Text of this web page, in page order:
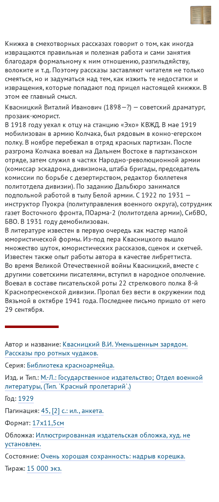
Книжка в смехотворных рассказах говорит о том, как иногда
извращаются правильная и полезная работа и сами занятия
благодаря формальному к ним отношению, разгильдяйству,
волоките и т.д. Поэтому рассказы заставляют читателя не только
смеяться, но и задуматься над тем, как изжить те недостатки и
извращения, которые попадают под прицел настоящей книжки. В
этом ее главный смысл.
Квасницкий Виталий Иванович (1898—?) — советский драматург,
прозаик-юморист.
В 1918 году уехал к отцу на станцию «Эхо» КВЖД. В мае 1919
мобилизован в армию Колчака, был рядовым в конно-егерском
полку. В ноябре перебежал в отряд красных партизан. После
разгрома Колчака воевал на Дальнем Востоке в партизанском
отряде, затем служил в частях Народно-революционной армии
(комиссар эскадрона, дивизиона, штаба бригады, председатель
комиссии по борьбе с дезертирством, редактор бюллетеня
политотдела дивизии). По заданию Дальбюро занимался
подпольной работой в тылу Белой армии. С 1922 по 1931 —
инструктор Пуокра (политуправления военного округа), сотрудник
газет Восточного фронта, ПОарма-2 (политотдела армии), СибВО,
БВО. В 1931 году демобилизован.
В литературе известен в первую очередь как мастер малой
юмористической формы. Из-под пера Квасницкого вышло
множество шуток, юмористических рассказов, сценок и скетчей.
Известен также опыт работы автора в качестве либреттиста.
Во время Великой Отечественной войны Квасницкий, вместе с
другими советскими писателями, вступил в народное ополчение.
Воевал в составе писательской роты 22 стрелкового полка 8-й
Краснопресненской дивизии. Пропал без вести в окружении под
Вязьмой в октябре 1941 года. Последнее письмо пришло от него
29 сентября.
Автор и название: Квасницкий В.И. Уменьшенным зарядом.
Рассказы про ротных чудаков.
Серия: Библиотека красноармейца.
Изд. и Тип.: М.-Л.: Государственное издательство; Отдел военной
литературы, (Тип. `Красный пролетарий`.)
Год: 1929
Пагинация: 45, [2] с.: ил., анкета.
Формат: 17х11,5см
Обложка: Иллюстрированная издательская обложка, худ. не
установлен.
Состояние: Очень хорошая сохранность: надрыв корешка.
Тираж: 15 000 экз.